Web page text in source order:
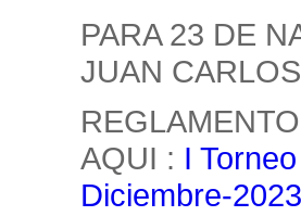
PARA 23 DE
JUAN
AQUI : I
Diciembre-